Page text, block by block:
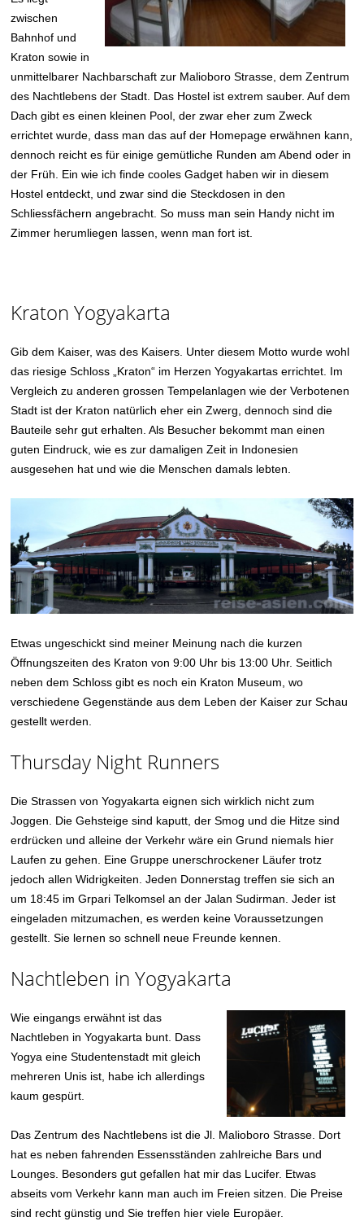
zwischen
Bahnhof und
Kraton sowie in
unmittelbarer Nachbarschaft zur Malioboro Strasse, dem Zentrum
des Nachtlebens der Stadt. Das Hostel ist extrem sauber. Auf dem
Dach gibt es einen kleinen Pool, der zwar eher zum Zweck
errichtet wurde, dass man das auf der Homepage erwähnen kann,
dennoch reicht es für einige gemütliche Runden am Abend oder in
der Früh. Ein wie ich finde cooles Gadget haben wir in diesem
Hostel entdeckt, und zwar sind die Steckdosen in den
Schliessfächern angebracht. So muss man sein Handy nicht im
Zimmer herumliegen lassen, wenn man fort ist.
Kraton Yogyakarta
Gib dem Kaiser, was des Kaisers. Unter diesem Motto wurde wohl
das riesige Schloss „Kraton“ im Herzen Yogyakartas errichtet. Im
Vergleich zu anderen grossen Tempelanlagen wie der Verbotenen
Stadt ist der Kraton natürlich eher ein Zwerg, dennoch sind die
Bauteile sehr gut erhalten. Als Besucher bekommt man einen
guten Eindruck, wie es zur damaligen Zeit in Indonesien
ausgesehen hat und wie die Menschen damals lebten.
Etwas ungeschickt sind meiner Meinung nach die kurzen
Öffnungszeiten des Kraton von 9:00 Uhr bis 13:00 Uhr. Seitlich
neben dem Schloss gibt es noch ein Kraton Museum, wo
verschiedene Gegenstände aus dem Leben der Kaiser zur Schau
gestellt werden.
Thursday Night Runners
Die Strassen von Yogyakarta eignen sich wirklich nicht zum
Joggen. Die Gehsteige sind kaputt, der Smog und die Hitze sind
erdrücken und alleine der Verkehr wäre ein Grund niemals hier
Laufen zu gehen. Eine Gruppe unerschrockener Läufer trotz
jedoch allen Widrigkeiten. Jeden Donnerstag treffen sie sich an
um 18:45 im Grpari Telkomsel an der Jalan Sudirman. Jeder ist
eingeladen mitzumachen, es werden keine Voraussetzungen
gestellt. Sie lernen so schnell neue Freunde kennen.
Nachtleben in Yogyakarta
Wie eingangs erwähnt ist das
Nachtleben in Yogyakarta bunt. Dass
Yogya eine Studentenstadt mit gleich
mehreren Unis ist, habe ich allerdings
kaum gespürt.
Das Zentrum des Nachtlebens ist die Jl. Malioboro Strasse. Dort
hat es neben fahrenden Essensständen zahlreiche Bars und
Lounges. Besonders gut gefallen hat mir das Lucifer. Etwas
abseits vom Verkehr kann man auch im Freien sitzen. Die Preise
sind recht günstig und Sie treffen hier viele Europäer.